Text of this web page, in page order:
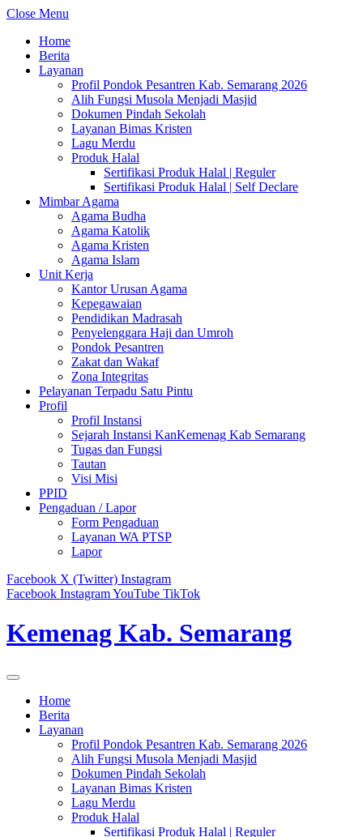
Close Menu
Home
Berita
Layanan
Profil Pondok Pesantren Kab. Semarang 2026
Alih Fungsi Musola Menjadi Masjid
Dokumen Pindah Sekolah
Layanan Bimas Kristen
Lagu Merdu
Produk Halal
Sertifikasi Produk Halal | Reguler
Sertifikasi Produk Halal | Self Declare
Mimbar Agama
Agama Budha
Agama Katolik
Agama Kristen
Agama Islam
Unit Kerja
Kantor Urusan Agama
Kepegawaian
Pendidikan Madrasah
Penyelenggara Haji dan Umroh
Pondok Pesantren
Zakat dan Wakaf
Zona Integritas
Pelayanan Terpadu Satu Pintu
Profil
Profil Instansi
Sejarah Instansi KanKemenag Kab Semarang
Tugas dan Fungsi
Tautan
Visi Misi
PPID
Pengaduan / Lapor
Form Pengaduan
Layanan WA PTSP
Lapor
Facebook X (Twitter) Instagram
Facebook InstagramYouTube TikTok
Kemenag Kab. Semarang
Home
Berita
Layanan
Profil Pondok Pesantren Kab. Semarang 2026
Alih Fungsi Musola Menjadi Masjid
Dokumen Pindah Sekolah
Layanan Bimas Kristen
Lagu Merdu
Produk Halal
Sertifikasi Produk Halal | Reguler